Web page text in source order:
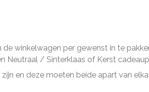
winkelwagen per gewenst in te
Neutraal / Sinterklaas of Kerst
en deze moeten beide apart van